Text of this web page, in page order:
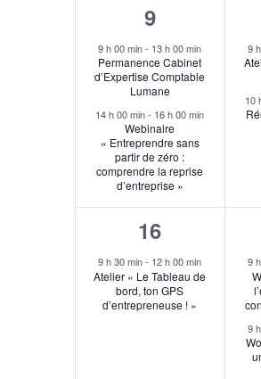
2
9
9 h 00 min- 13 h 00 min
Permanence Cabinet
d’Expertise Comptable
Lumane
14 h 00 min- 16 h 00 min
Webinaire
« Entreprendre sans
partir de zéro :
comprendre la reprise
d’entreprise »
9
10
1
évènement,
16
9 h 30 min- 12 h 00 min
Atelier « Le Tableau de
bord, ton GPS
d’entrepreneuse ! »
9
9